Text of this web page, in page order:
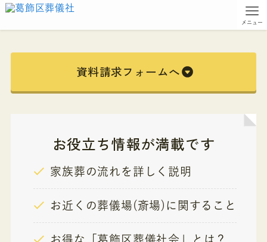
メニュー
資料請求フォームへ
お役立ち情報が満載です
家族葬の流れを詳しく説明
お近くの葬儀場(斎場)に関すること
お得な「葛飾区葬儀社会」とは？